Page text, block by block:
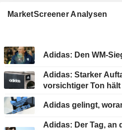
MarketScreener Analysen
Adidas: Den WM-
Adidas: Starker
vorsichtiger Ton hält
Adidas gelingt,
Adidas: Der Tag, an